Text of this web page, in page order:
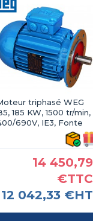
triphasé WEG
185 KW, 1500 tr/min,
690V, IE3, Fonte
14 450,79
€TTC
12 042,33 €HT